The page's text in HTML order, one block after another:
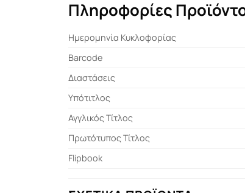
Πληροφορίες
Ημερομηνία Κυκλοφορίας
Barcode
Διαστάσεις
Υπότιτλος
Αγγλικός Τίτλος
Πρωτότυπος Τίτλος
Flipbook